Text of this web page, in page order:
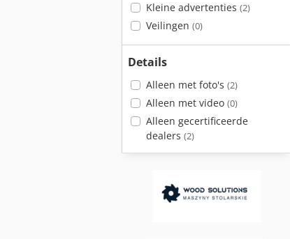
Kleine advertenties (2)
Veilingen (0)
Details
Alleen met foto's (2)
Alleen met video (0)
Alleen gecertificeerde
dealers (2)